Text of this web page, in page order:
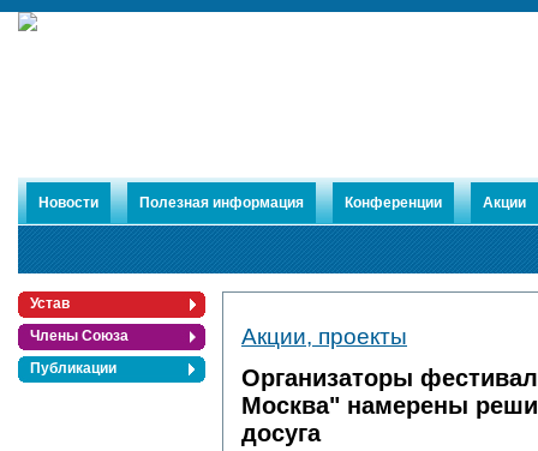
Новости Полезная информация Конференции Акции
Устав
Члены Союза
Публикации
Акции, проекты
Организаторы
Москва" намерены
досуга